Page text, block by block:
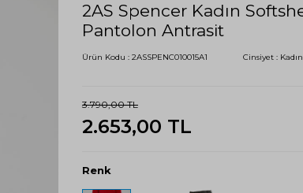
2AS Spencer Kadın
Pantolon Antrasit
Ürün Kodu : 2ASSPENC010015A1 Cinsiyet : Kadın
3.790,00TL
2.653,00 TL
Renk